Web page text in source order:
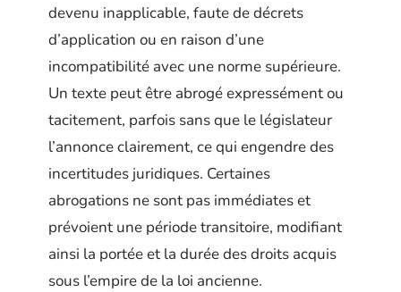
devenu inapplicable, faute de décrets
d’application ou en raison d’une
incompatibilité avec une norme supérieure.
Un texte peut être abrogé expressément ou
tacitement, parfois sans que le législateur
l’annonce clairement, ce qui engendre des
incertitudes juridiques. Certaines
abrogations ne sont pas immédiates et
prévoient une période transitoire, modifiant
ainsi la portée et la durée des droits acquis
sous l’empire de la loi ancienne.